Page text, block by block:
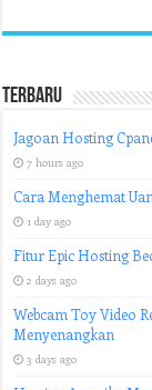
Terbaru
Jagoan Hosting
7 hours ago
Cara Menghemat
1 day ago
Fitur Epic Hosting
2 days ago
Webcam Toy Video
Menyenangkan
3 days ago